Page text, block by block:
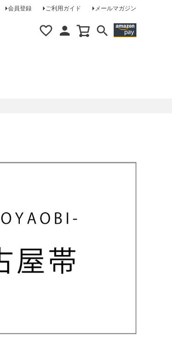
会員登録 ご利用ガイド メールマガジン